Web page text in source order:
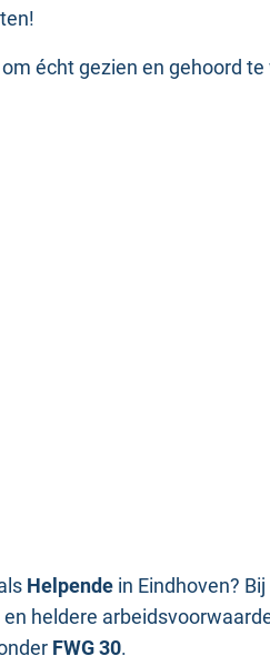
écht gezien en gehoord
Helpende in Eindhoven?
heldere
FWG 30.